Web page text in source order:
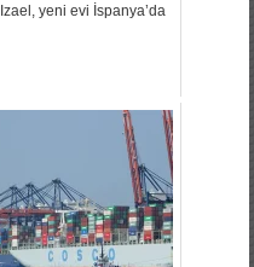
Izael, yeni evi İspanya’da